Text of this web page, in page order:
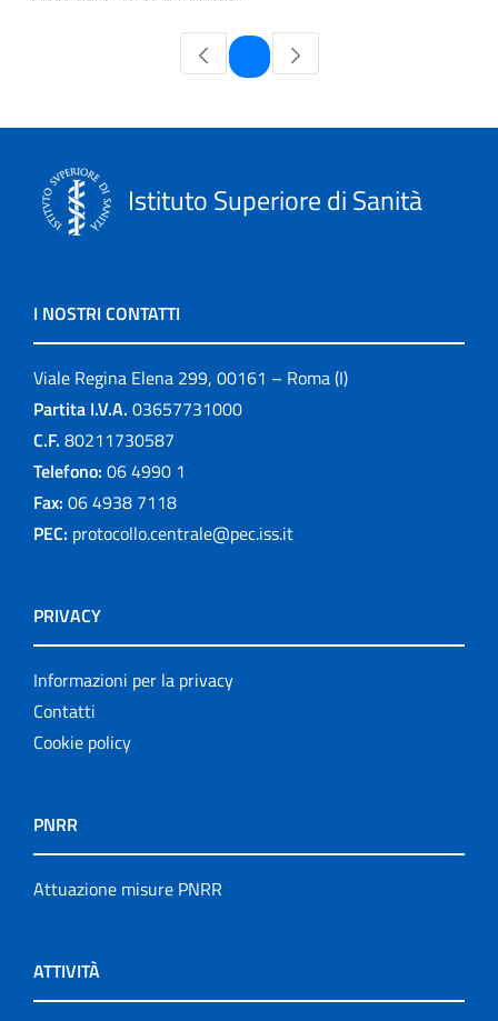
Pagina
Istituto Superiore di Sanità
I NOSTRI CONTATTI
Viale Regina Elena 299, 00161 – Roma (I)
Partita I.V.A. 03657731000
C.F. 80211730587
Telefono: 06 4990 1
Fax: 06 4938 7118
PEC: protocollo.centrale@pec.iss.it
PRIVACY
Informazioni per la privacy
Contatti
Cookie policy
PNRR
Attuazione misure PNRR
ATTIVITÀ